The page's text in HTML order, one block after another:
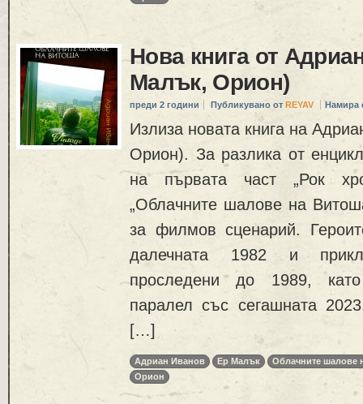
Нова книга от
Малък, Орион)
преди 2 години Публикувано от REYAV Намира
Излиза новата книга на
Орион). За разлика от
на първата част „Рок
„Облачните шалове на
за филмов сценарий.
далечната 1982 и
проследени до 1989,
паралел със сегашната
[…]
Адриан Иванов Ер Малък
Облачните шалове
Орион